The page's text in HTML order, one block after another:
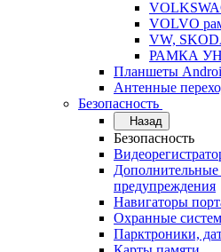
VOLVO
VW,
РАМКА
Планшеты
Антенные
Безопасность
Назад
Безопасность
Дополнительные
предупреждения
Навигаторы
Охранные
Парктроники,